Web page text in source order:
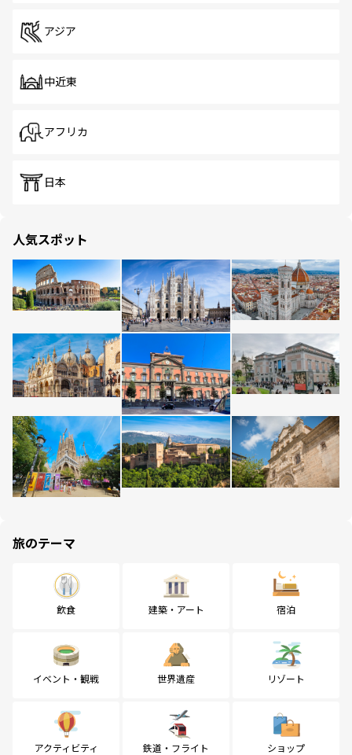
アジア
中近東
アフリカ
日本
人気スポット
旅のテーマ
飲食 建築・アート 宿泊
イベント・観戦 世界遺産 リゾート
アクティビティ 鉄道・フライト ショップ